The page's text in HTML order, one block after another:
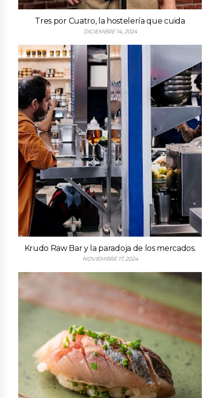
Tres por Cuatro, la hostelería que cuida
DICIEMBRE 14, 2024
Krudo Raw Bar y la paradoja de los mercados.
NOVIEMBRE 17, 2024